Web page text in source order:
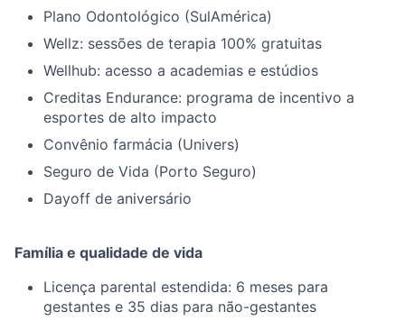
Plano Odontológico (SulAmérica)
Wellz: sessões de terapia 100% gratuitas
Wellhub: acesso a academias e estúdios
Creditas Endurance: programa de incentivo a
esportes de alto impacto
Convênio farmácia (Univers)
Seguro de Vida (Porto Seguro)
Dayoff de aniversário
Família e qualidade de vida
Licença parental estendida: 6 meses para
gestantes e 35 dias para não-gestantes